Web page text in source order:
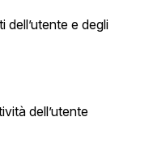
dell’utente e degli
dell’utente